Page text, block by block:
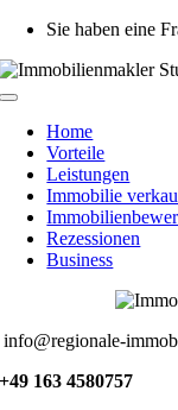
Zum
springen
Sie haben eine
Toggle
NavigationHome
Vorteile
Leistungen
Immobilie
Rezessionen
Business
info@regionale-
+49 163 4580757